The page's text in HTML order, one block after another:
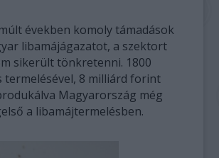
években komoly támadások
libamájágazatot, a szektort
sikerült tönkretenni. 1800
termelésével, 8 milliárd forint
Magyarország még
a libamájtermelésben.